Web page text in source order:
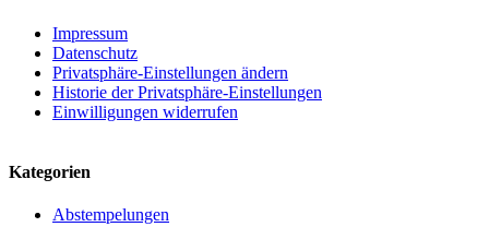
Impressum
Datenschutz
Privatsphäre-Einstellungen ändern
Historie der Privatsphäre-Einstellungen
Einwilligungen widerrufen
Kategorien
Abstempelungen